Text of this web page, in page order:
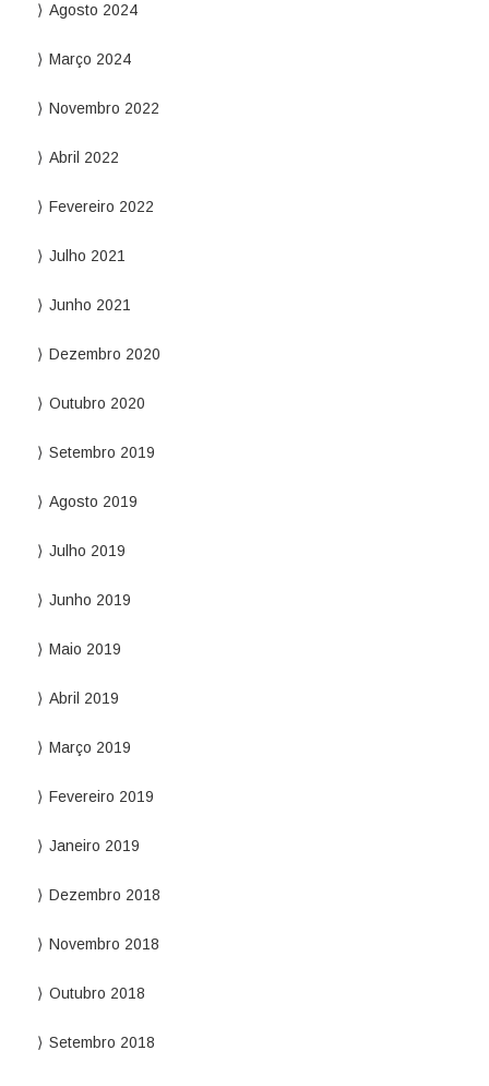
Agosto 2024
Março 2024
Novembro 2022
Abril 2022
Fevereiro 2022
Julho 2021
Junho 2021
Dezembro 2020
Outubro 2020
Setembro 2019
Agosto 2019
Julho 2019
Junho 2019
Maio 2019
Abril 2019
Março 2019
Fevereiro 2019
Janeiro 2019
Dezembro 2018
Novembro 2018
Outubro 2018
Setembro 2018